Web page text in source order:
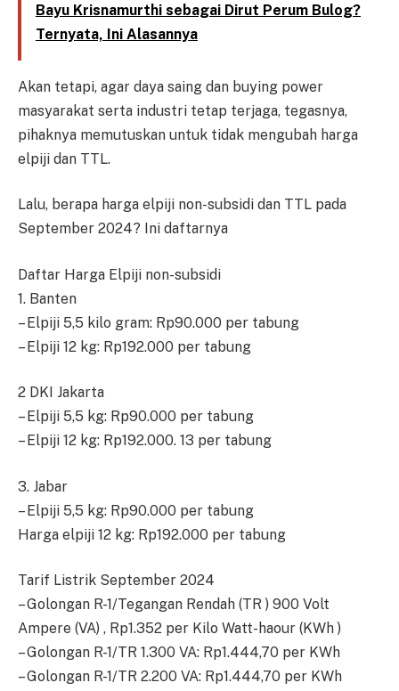
Bayu Krisnamurthi sebagai Dirut Perum Bulog?
Ternyata, Ini Alasannya
Akan tetapi, agar daya saing dan buying power
masyarakat serta industri tetap terjaga, tegasnya,
pihaknya memutuskan untuk tidak mengubah harga
elpiji dan TTL.
Lalu, berapa harga elpiji non-subsidi dan TTL pada
September 2024? Ini daftarnya
Daftar Harga Elpiji non-subsidi
1. Banten
– Elpiji 5,5 kilo gram: Rp90.000 per tabung
– Elpiji 12 kg: Rp192.000 per tabung
2 DKI Jakarta
– Elpiji 5,5 kg: Rp90.000 per tabung
– Elpiji 12 kg: Rp192.000. 13 per tabung
3. Jabar
– Elpiji 5,5 kg: Rp90.000 per tabung
Harga elpiji 12 kg: Rp192.000 per tabung
Tarif Listrik September 2024
– Golongan R-1/Tegangan Rendah (TR ) 900 Volt
Ampere (VA) , Rp1.352 per Kilo Watt-haour (KWh )
– Golongan R-1/TR 1.300 VA: Rp1.444,70 per KWh
– Golongan R-1/TR 2.200 VA: Rp1.444,70 per KWh